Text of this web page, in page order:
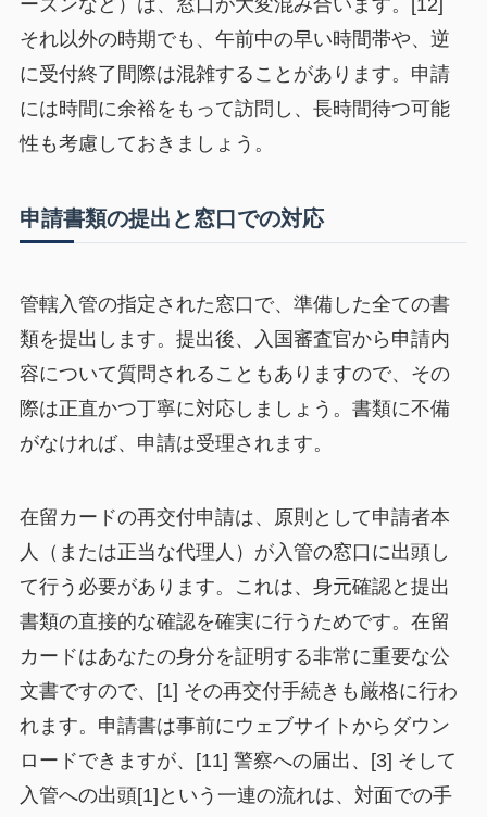
ーズンなど）は、窓口が大変混み合います。[12]
それ以外の時期でも、午前中の早い時間帯や、逆
に受付終了間際は混雑することがあります。申請
には時間に余裕をもって訪問し、長時間待つ可能
性も考慮しておきましょう。
申請書類の提出と窓口での対応
管轄入管の指定された窓口で、準備した全ての書
類を提出します。提出後、入国審査官から申請内
容について質問されることもありますので、その
際は正直かつ丁寧に対応しましょう。書類に不備
がなければ、申請は受理されます。
在留カードの再交付申請は、原則として申請者本
人（または正当な代理人）が入管の窓口に出頭し
て行う必要があります。これは、身元確認と提出
書類の直接的な確認を確実に行うためです。在留
カードはあなたの身分を証明する非常に重要な公
文書ですので、[1] その再交付手続きも厳格に行わ
れます。申請書は事前にウェブサイトからダウン
ロードできますが、[11] 警察への届出、[3] そして
入管への出頭[1]という一連の流れは、対面での手